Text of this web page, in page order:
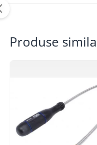
Skoda
Suzuki
Scule pneumatice
Pistoale pneumatice
Alte Scule Pneumatice
Produse